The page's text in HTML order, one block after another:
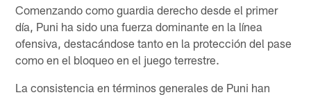
Comenzando como guardia derecho desde el primer
día, Puni ha sido una fuerza dominante en la línea
ofensiva, destacándose tanto en la protección del pase
como en el bloqueo en el juego terrestre.
La consistencia en términos generales de Puni han